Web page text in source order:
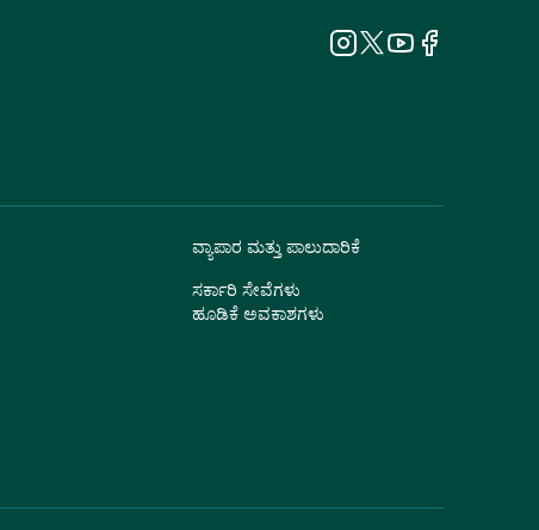
ವ್ಯಾಪಾರ ಮತ್ತು ಪಾಲುದಾರಿಕೆ
ಸರ್ಕಾರಿ ಸೇವೆಗಳು
ಹೂಡಿಕೆ ಅವಕಾಶಗಳು